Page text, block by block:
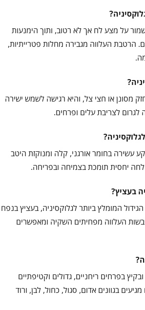
על מצע לח אך לא רטוב, ותוך הימנעות
הרטבת העלווה מגבירה מחלות פטרייתיות,
מסונן או חצי צל, והיא רגישה לשמש ישירה
לצריבת עלים ופרחים.
עשירה בחומר אורגני, קלה ומנוקזת היטב
יחסית תומכת בצמיחה ובפריחה.
בעציץ?
הגידול המומלץ ביותר לגלוקסיניה, בעציץ בנפח
העלווה מפחיתים השקיה ומאפשרים
בפרחים ריחניים, גדולים וקטיפתיים
בגוונים אדום, סגול, כחול, לבן, ורוד